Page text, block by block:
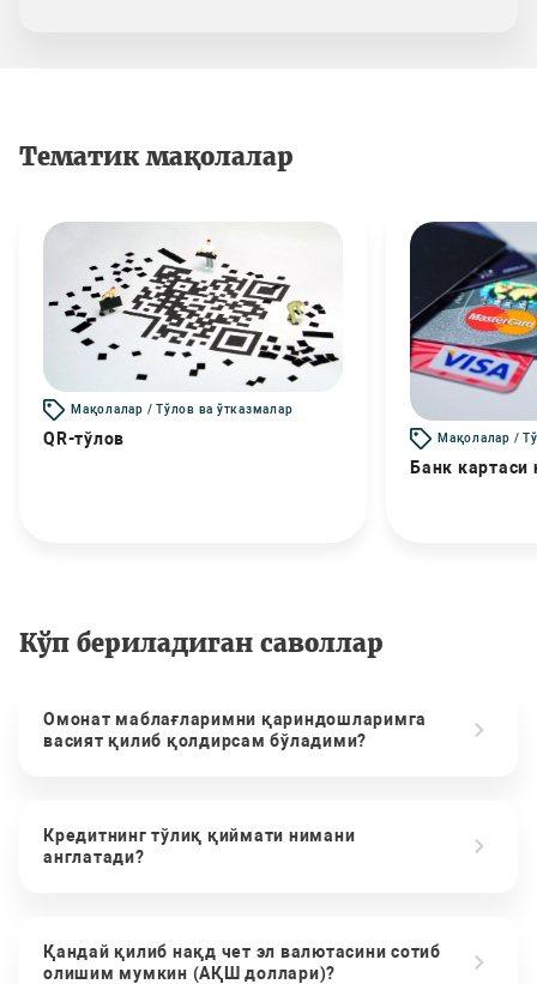
Тематик мақолалар
Мақолалар / Тўлов ва ўтказмалар
QR-тўлов Мақолалар /
Банк картаси
Кўп бериладиган саволлар
Омонат маблағларимни қариндошларимга
васият қилиб қолдирсам бўладими?
Кредитнинг тўлиқ қиймати нимани
англатади?
Қандай қилиб нақд чет эл валютасини сотиб
олишим мумкин (АҚШ доллари)?